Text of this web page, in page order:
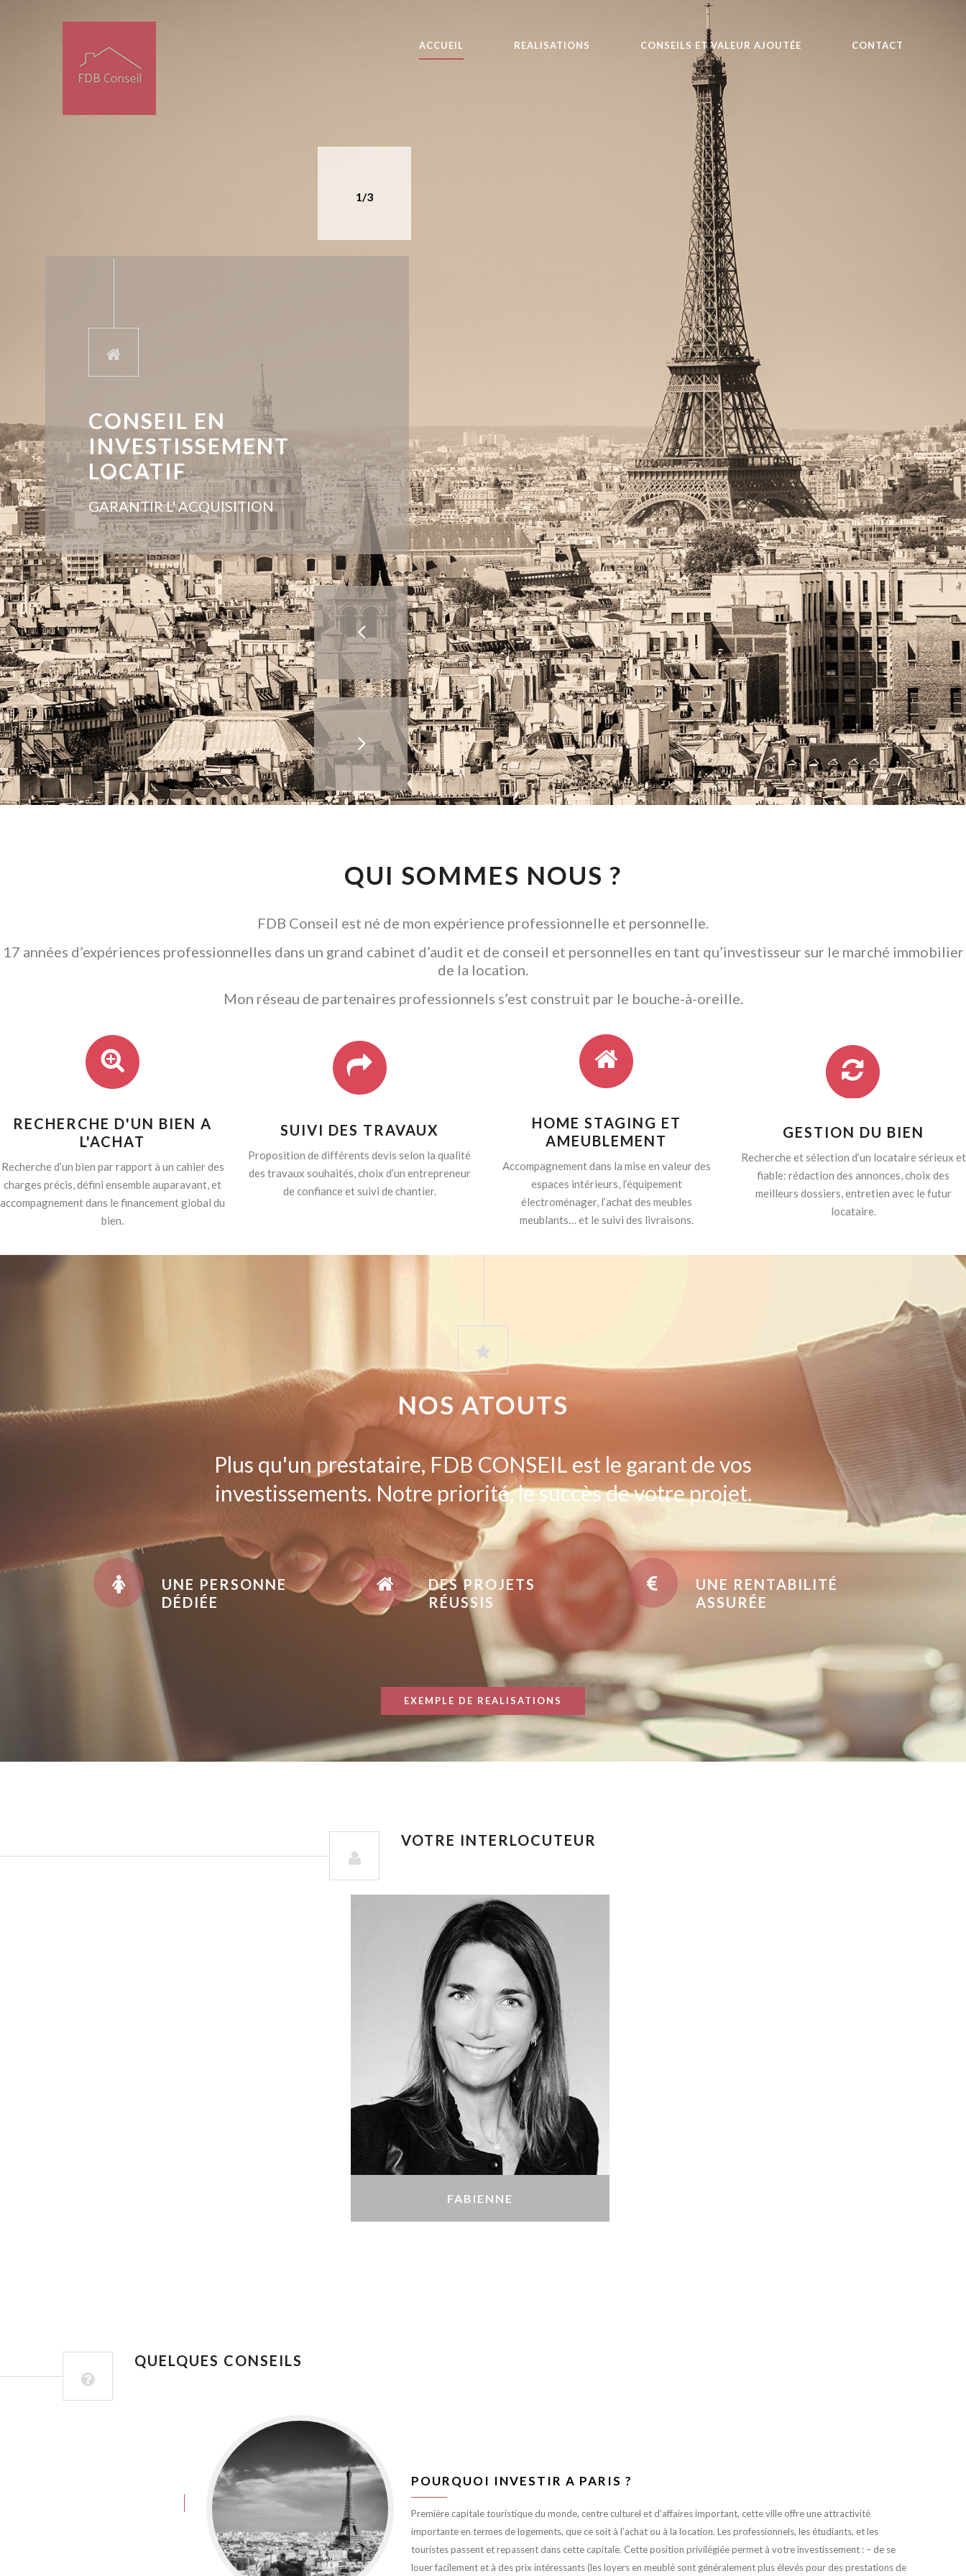
ACCUEIL REALISATIONS CONSEILS ET VALEUR AJOUTÉE CONTACT
CONSEIL EN
INVESTISSEMENT
LOCATIF
GARANTIR L' ACQUISITION
1/3
QUI SOMMES NOUS ?
FDB Conseil est né de mon expérience professionnelle et personnelle.
17 années d’expériences professionnelles dans un grand cabinet d’audit et de conseil et personnelles en tant qu’investisseur sur le marché immobilier
de la location.
Mon réseau de partenaires professionnels s’est construit par le bouche-à-oreille.
RECHERCHE D'UN BIEN A
L'ACHAT
Recherche d’un bien par rapport à un cahier des
charges précis, défini ensemble auparavant, et
accompagnement dans le financement global du
bien.
SUIVI DES TRAVAUX
Proposition de différents devis selon la qualité
des travaux souhaités, choix d’un entrepreneur
de confiance et suivi de chantier.
HOME STAGING ET
AMEUBLEMENT
Accompagnement dans la mise en valeur des
espaces intérieurs, l’équipement
électroménager, l’achat des meubles
meublants… et le suivi des livraisons.
GESTION DU BIEN
Recherche et sélection d’un locataire sérieux et
fiable: rédaction des annonces, choix des
meilleurs dossiers, entretien avec le futur
locataire.
NOS ATOUTS
Plus qu'un prestataire, FDB CONSEIL est le garant de vos
investissements. Notre priorité, le succès de votre projet.
UNE PERSONNE
DÉDIÉE
DES PROJETS
RÉUSSIS
UNE RENTABILITÉ
ASSURÉE
EXEMPLE DE REALISATIONS
VOTRE INTERLOCUTEUR
FABIENNE
QUELQUES CONSEILS
POURQUOI INVESTIR A PARIS ?
Première capitale touristique du monde, centre culturel et d’affaires important, cette ville offre une attractivité
importante en termes de logements, que ce soit à l’achat ou à la location. Les professionnels, les étudiants, et les
touristes passent et repassent dans cette capitale. Cette position privilégiée permet à votre investissement : – de se
louer facilement et à des prix intéressants (les loyers en meublé sont généralement plus élevés pour des prestations de